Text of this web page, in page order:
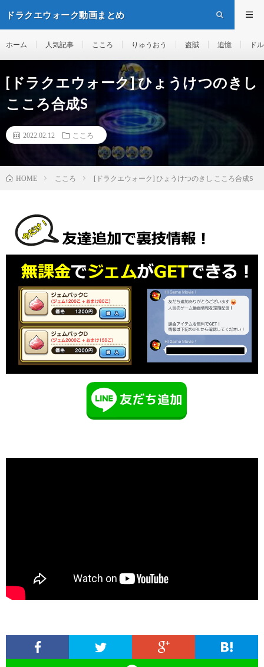
ドラクエウォーク動画まとめ
ホーム 人気記事 こころ りゅうおう 盗賊 追憶 ド
[ドラクエウォーク] ひょうけつのきし
こころ合成S
2022.02.12 こころ
HOME こころ [ドラクエウォーク] ひょうけつのきし こころ合成S